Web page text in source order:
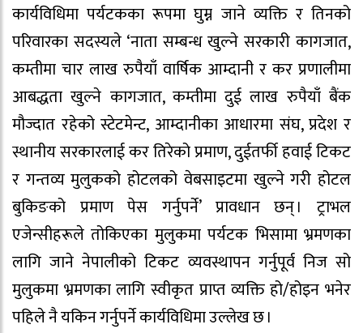
कार्यविधिमा पर्यटकका रूपमा घुम्न जाने व्यक्ति र तिनको
परिवारका सदस्यले ‘नाता सम्बन्ध खुल्ने सरकारी कागजात,
कम्तीमा चार लाख रुपैयाँ वार्षिक आम्दानी र कर प्रणालीमा
आबद्धता खुल्ने कागजात, कम्तीमा दुई लाख रुपैयाँ बैंक
मौज्दात रहेको स्टेटमेन्ट, आम्दानीका आधारमा संघ, प्रदेश र
स्थानीय सरकारलाई कर तिरेको प्रमाण, दुईतर्फी हवाई टिकट
र गन्तव्य मुलुकको होटलको वेबसाइटमा खुल्ने गरी होटल
बुकिङको प्रमाण पेस गर्नुपर्ने’ प्रावधान छन् । ट्राभल
एजेन्सीहरूले तोकिएका मुलुकमा पर्यटक भिसामा भ्रमणका
लागि जाने नेपालीको टिकट व्यवस्थापन गर्नुपूर्व निज सो
मुलुकमा भ्रमणका लागि स्वीकृत प्राप्त व्यक्ति हो/होइन भनेर
पहिले नै यकिन गर्नुपर्ने कार्यविधिमा उल्लेख छ ।